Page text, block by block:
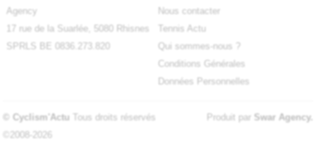
Agency
17 rue de la Suarlée, 5080 Rhisnes
SPRLS BE 0836.273.820
Nous contacter
Tennis Actu
Qui sommes-nous ?
Conditions Générales
Données Personnelles
© Cyclism'Actu Tous droits réservés
©2008-2026
Produit par Swar Agency.